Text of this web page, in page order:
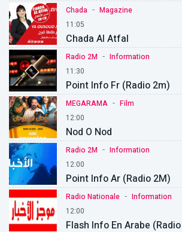
Chada - Magazine
11:05
Chada Al Atfal
Radio 2M - Information
11:30
Point Info Fr (Radio 2m)
MEGARAMA - Film
12:00
Nod O Nod
Radio 2M - Information
12:00
Point Info Ar (Radio 2M)
Radio Nationale - Information
12:00
Flash Info En Arabe